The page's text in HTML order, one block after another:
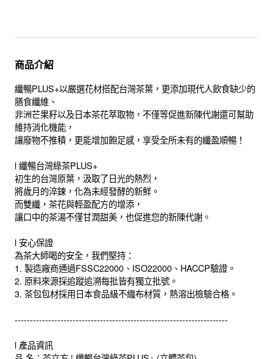
商品介紹
纖暢PLUS+以嚴選花材搭配台灣茶葉，更添加現代人飲食缺少的
膳食纖維、
非洲芒果籽以及日本茶花萃取物，不僅等促進新陳代謝還可幫助
維持消化機能，
讓廢物不推積，更能增加飽足感，享受全所未有的纖盈順暢！
l 纖暢台灣綠茶PLUS+
初生的台灣原葉，汲取了日光的熱烈，
將歲月的淬鍊，化為未經發酵的新鮮。
而雙纖，茶花與輕盈配方的增添，
讓口中的茶湯不僅甘潤甜美，也促進您的新陳代謝。
l 安心保證
為茶大師喝的安全，我們堅持：
1. 製造廠商通過FSSC22000、ISO22000、HACCP驗證。
2. 原料來源採追蹤追溯每批皆有獨立批號。
3. 茶包包材採用日本食品級不織布材質，熱溶出檢驗合格。
----------------------------------------------------------------------
l 產品資訊